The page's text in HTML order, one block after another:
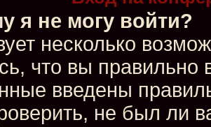
я не могу войти?
несколько
что вы правильно
введены
не был ли